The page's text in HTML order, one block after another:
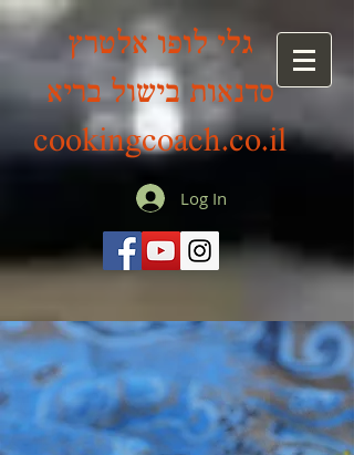
גלי לופו אלטרץ
סדנאות בישול בריא
cookingcoach.co.il
Log In